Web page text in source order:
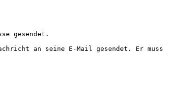
gesendet.
an seine E-Mail gesendet. Er muss